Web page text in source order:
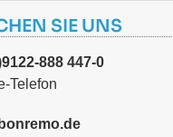
SIE UNS
888 447-0
Telefon